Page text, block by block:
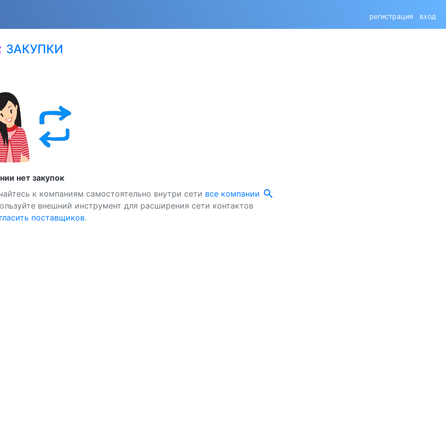
регистрация вход
ЗАКУПКИ
нет закупок
к компаниям самостоятельно внутри сети все компании search
внешний инструмент для расширения сети контактов
поставщиков.